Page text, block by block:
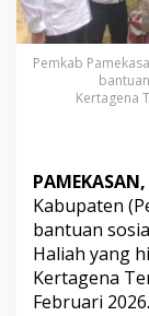
Pemkab
Kertagena
Kabupaten
bantuan
Haliah yang
Kertagena
Februari 2026.